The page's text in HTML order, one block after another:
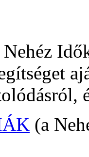
Nehéz
(a